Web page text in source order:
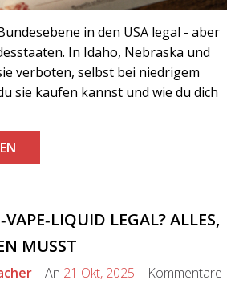
in den USA legal - aber
In Idaho, Nebraska und
verboten, selbst bei niedrigem
sie kaufen kannst und wie du dich
LEGAL? ALLES,
MUSST
An 21 Okt, 2025 Kommentare